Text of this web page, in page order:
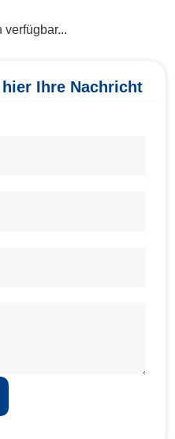
verfügbar...
Ihre Nachricht